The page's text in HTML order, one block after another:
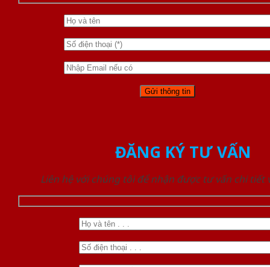
ĐĂNG KÝ TƯ VẤN
Liên hệ với chúng tôi để nhận được tư vấn chi tiết